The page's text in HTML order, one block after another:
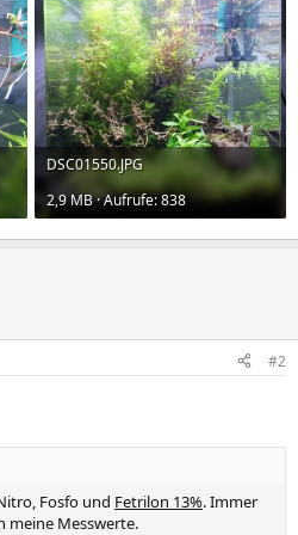
DSC01550.JPG
2,9 MB · Aufrufe: 838
#2
Fosfo und Fetrilon 13%. Immer
meine Messwerte.